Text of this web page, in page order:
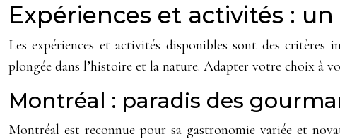
Expériences et activités :
Les expériences et activités disponibles sont des critères
plongée dans l’histoire et la nature. Adapter votre choix à
Montréal : paradis des
Montréal est reconnue pour sa gastronomie variée et